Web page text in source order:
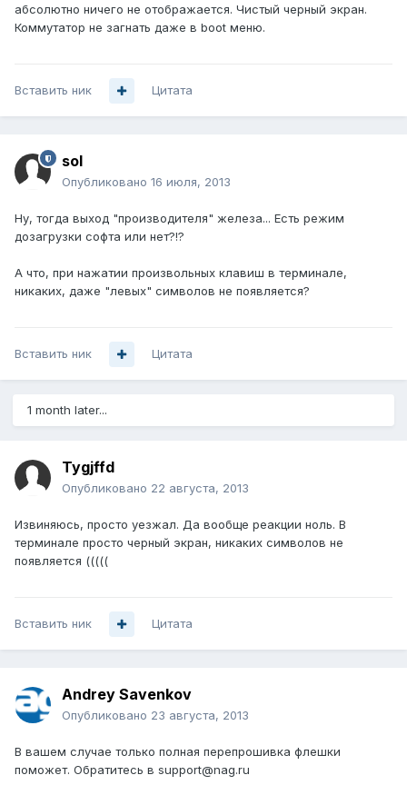
абсолютно ничего не отображается. Чистый черный экран.
Коммутатор не загнать даже в boot меню.
Вставить ник Цитата
sol
Опубликовано 16 июля, 2013
Ну, тогда выход "производителя" железа... Есть режим
дозагрузки софта или нет?!?
А что, при нажатии произвольных клавиш в терминале,
никаких, даже "левых" символов не появляется?
Вставить ник Цитата
1 month later...
Tygjffd
Опубликовано 22 августа, 2013
Извиняюсь, просто уезжал. Да вообще реакции ноль. В
терминале просто черный экран, никаких символов не
появляется (((((
Вставить ник Цитата
Andrey Savenkov
Опубликовано 23 августа, 2013
В вашем случае только полная перепрошивка флешки
поможет. Обратитесь в support@nag.ru